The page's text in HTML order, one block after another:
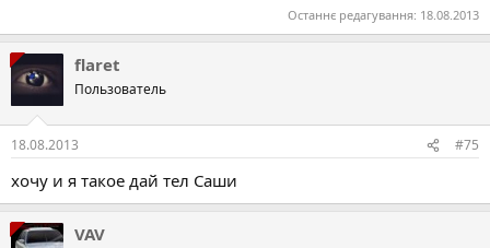
Останнє редагування: 18.08.2013
flaret
Пользователь
18.08.2013 #75
хочу и я такое дай тел Саши
VAV